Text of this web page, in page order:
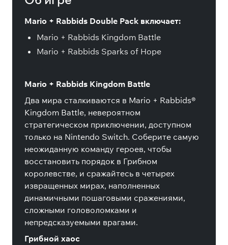
Mario + Rabbids Double Pack включает:
Mario + Rabbids Kingdom Battle
Mario + Rabbids Sparks of Hope
Mario + Rabbids Kingdom Battle
Два мира сталкиваются в Mario + Rabbids®
Kingdom Battle, невероятном
стратегическом приключении, доступном
только на Nintendo Switch. Соберите самую
неожиданную команду героев, чтобы
восстановить порядок в Грибном
королевстве, и сражайтесь в четырех
извращенных мирах, наполненных
динамичными пошаговыми сражениями,
сложными головоломками и
непредсказуемыми врагами.
Грибной хаос